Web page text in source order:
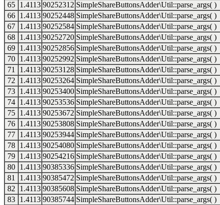
65 1.4113 90252312 SimpleShareButtonsAdder\Util::parse_args( )
66 1.4113 90252448 SimpleShareButtonsAdder\Util::parse_args( )
67 1.4113 90252584 SimpleShareButtonsAdder\Util::parse_args( )
68 1.4113 90252720 SimpleShareButtonsAdder\Util::parse_args( )
69 1.4113 90252856 SimpleShareButtonsAdder\Util::parse_args( )
70 1.4113 90252992 SimpleShareButtonsAdder\Util::parse_args( )
71
1.4113 90253128 SimpleShareButtonsAdder\Util::parse_args( )
72
1.4113 90253264 SimpleShareButtonsAdder\Util::parse_args( )
73 1.4113 90253400 SimpleShareButtonsAdder\Util::parse_args( )
74 1.4113 90253536 SimpleShareButtonsAdder\Util::parse_args( )
75 1.4113 90253672 SimpleShareButtonsAdder\Util::parse_args( )
76 1.4113 90253808 SimpleShareButtonsAdder\Util::parse_args( )
77 1.4113 90253944 SimpleShareButtonsAdder\Util::parse_args( )
78 1.4113 90254080 SimpleShareButtonsAdder\Util::parse_args( )
79 1.4113 90254216 SimpleShareButtonsAdder\Util::parse_args( )
80 1.4113 90385336 SimpleShareButtonsAdder\Util::parse_args( )
81
1.4113 90385472 SimpleShareButtonsAdder\Util::parse_args( )
82
1.4113 90385608 SimpleShareButtonsAdder\Util::parse_args( )
83 1.4113 90385744 SimpleShareButtonsAdder\Util::parse_args( )